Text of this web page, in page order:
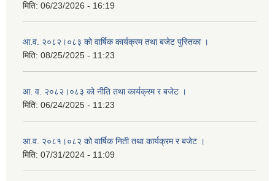
मिति: 06/23/2026 - 16:19
आ.व. २०८२।०८३ को वार्षिक कार्यक्रम तथा बजेट पुस्तिका ।
मिति: 08/25/2025 - 11:23
आ. व. २०८२।०८३ को नीति तथा कार्यक्रम र बजेट ।
मिति: 06/24/2025 - 11:23
आ.व. २०८१।०८२ को वार्षिक निती तथा कार्यक्रम र बजेट ।
मिति: 07/31/2024 - 11:09